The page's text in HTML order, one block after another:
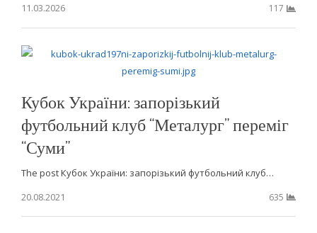
11.03.2026
117
Кубок України: запорізький
футбольний клуб “Металург” переміг
“Суми”
The post Кубок України: запорізький футбольний клуб…
20.08.2021
635